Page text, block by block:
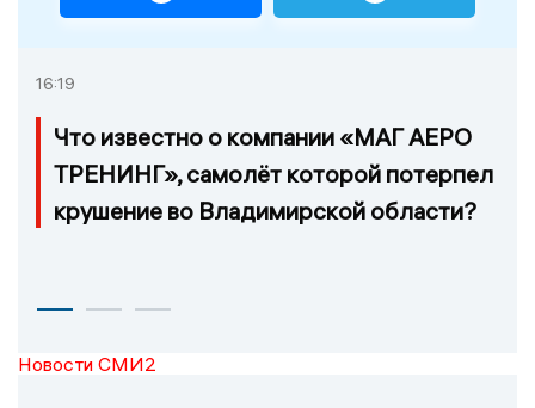
16:19
Что известно о компании «МАГ АЕРО
ТРЕНИНГ», самолёт которой потерпел
крушение во Владимирской области?
Новости СМИ2